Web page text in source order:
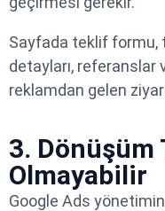
Sayfada teklif formu,
detayları, referanslar
reklamdan gelen
3. Dönüşüm
Olmayabilir
Google Ads